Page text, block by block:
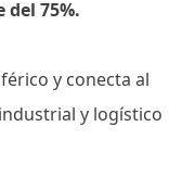
75%.
y conecta al
y logístico